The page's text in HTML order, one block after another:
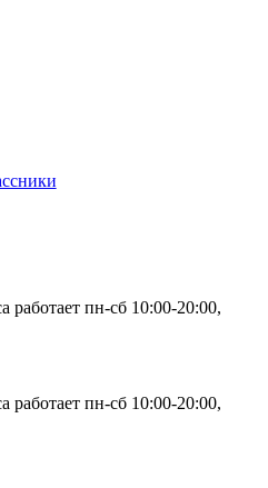
работает пн-сб 10:00-20:00,
работает пн-сб 10:00-20:00,